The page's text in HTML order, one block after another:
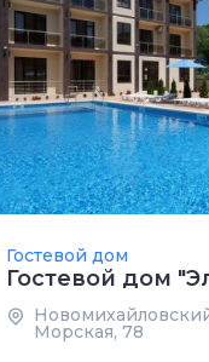
Гостевой дом
Гостевой дом
Морская, 78